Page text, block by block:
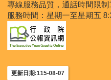
專線服務品質，通話時間限制
服務時間：星期一至星期五
更新日期:115-08-07